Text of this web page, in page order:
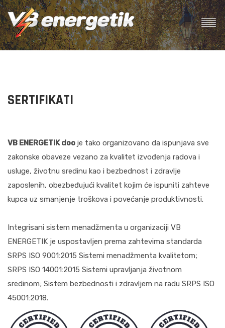
SERTIFIKATI
VB ENERGETIK doo je tako organizovano da ispunjava sve
zakonske obaveze vezano za kvalitet izvođenja radova i
usluge, životnu sredinu kao i bezbednost i zdravlje
zaposlenih, obezbeđujući kvalitet kojim će ispuniti zahteve
kupca uz smanjenje troškova i povećanje produktivnosti.
Integrisani sistem menadžmenta u organizaciji VB
ENERGETIK je uspostavljen prema zahtevima standarda
SRPS ISO 9001:2015 Sistemi menadžmenta kvalitetom;
SRPS ISO 14001:2015 Sistemi upravljanja životnom
sredinom; Sistem bezbednosti i zdravljem na radu SRPS ISO
45001:2018.